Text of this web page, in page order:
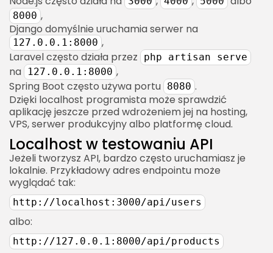
8000 ,
Django domyślnie uruchamia serwer na
127.0.0.1:8000 ,
Laravel często działa przez
php artisan serve
na 127.0.0.1:8000 ,
Spring Boot często używa portu 8080 .
Dzięki localhost programista może sprawdzić
aplikację jeszcze przed wdrożeniem jej na hosting,
VPS, serwer produkcyjny albo platformę cloud.
Localhost w testowaniu API
Jeżeli tworzysz API, bardzo często uruchamiasz je
lokalnie. Przykładowy adres endpointu może
wyglądać tak:
http://localhost:3000/api/users
albo:
http://127.0.0.1:8000/api/products
początku?
Localhost jako fundament pracy z web
developmentem
Najważniejsze rzeczy, które trzeba zapamiętać o
localhost
Localhost w codziennej pracy technicznej